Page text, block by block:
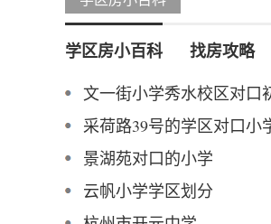
学区房小百科 找房攻略
文一街小学秀水校区对口
采荷路39号的学区对口小
景湖苑对口的小学
云帆小学学区划分